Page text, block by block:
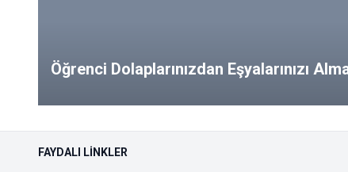
Öğrenci Dolaplarınızdan Eşyalarınızı
FAYDALI LINKLER